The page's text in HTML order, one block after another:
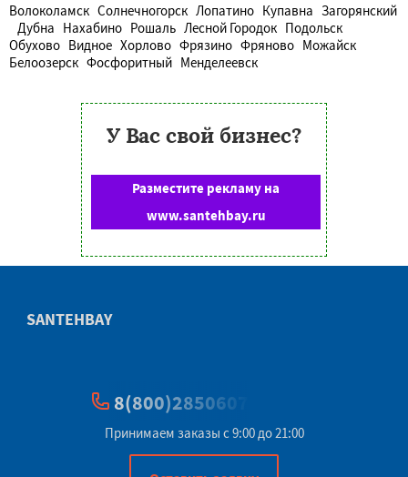
Волоколамск Солнечногорск Лопатино Купавна Загорянский
Дубна Нахабино Рошаль Лесной Городок Подольск
Обухово Видное Хорлово Фрязино Фряново Можайск
Белоозерск Фосфоритный Менделеевск
У Вас свой бизнес?
Разместите рекламу на
www.santehbay.ru
SANTEHBAY
8(800)2850607
Принимаем заказы с 9:00 до 21:00